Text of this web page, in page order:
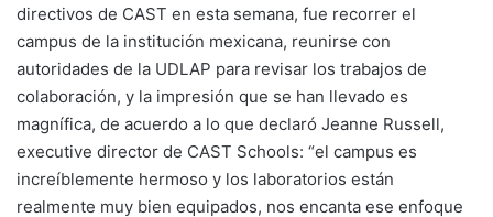
directivos de CAST en esta semana, fue recorrer el
campus de la institución mexicana, reunirse con
autoridades de la UDLAP para revisar los trabajos de
colaboración, y la impresión que se han llevado es
magnífica, de acuerdo a lo que declaró Jeanne Russell,
executive director de CAST Schools: “el campus es
increíblemente hermoso y los laboratorios están
realmente muy bien equipados, nos encanta ese enfoque